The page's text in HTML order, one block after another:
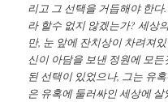
리고 그 선택을 거듭해야 한
라 할수 없지 않겠는가? 세상
만, 눈 앞에 잔치상이 차려져
신이 아담을 보낸 정원에 모
된 선택이 있었으나, 그는 유
은 유혹에 둘러싸인 세상에